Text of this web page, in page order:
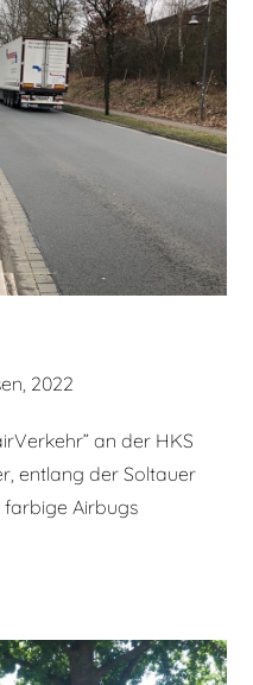
2022
an der HKS
entlang der Soltauer
farbige Airbugs